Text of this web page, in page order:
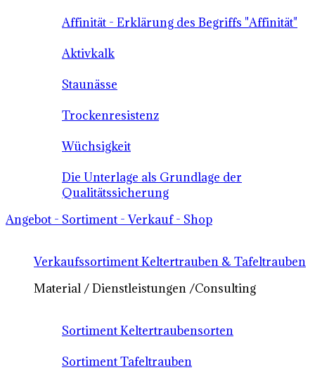
Affinität - Erklärung des Begriffs "Affinität"
Aktivkalk
Staunässe
Trockenresistenz
Wüchsigkeit
Die Unterlage als Grundlage der
Qualitätssicherung
Angebot - Sortiment - Verkauf - Shop
Verkaufssortiment Keltertrauben & Tafeltrauben
Material / Dienstleistungen /Consulting
Sortiment Keltertraubensorten
Sortiment Tafeltrauben